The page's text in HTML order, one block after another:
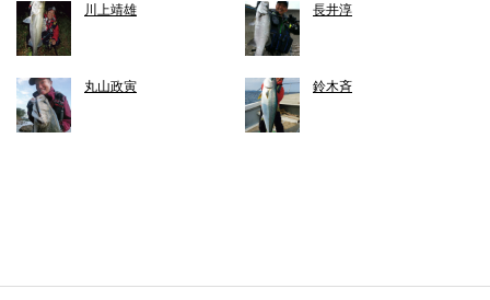
川上靖雄 長井淳
丸山政寅 鈴木斉